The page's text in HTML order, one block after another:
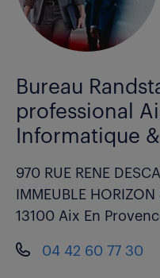
Bureau
professional
Informatique
970 RUE RENE
IMMEUBLE
13100 Aix En
04 42 60 77 30